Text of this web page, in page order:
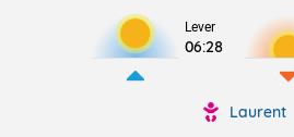
Lever
06:28
Laurent